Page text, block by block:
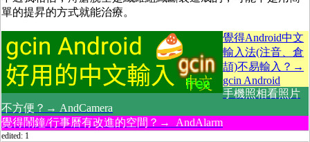
單的提昇的方式就能治療。
覺得Android中文
輸入法(注音、倉
頡)不易輸入？→
gcin Android
手機照相看照片
不方便？→ AndCamera
覺得鬧鐘/行事曆有改進的空間？→ AndAlarm
edited: 1